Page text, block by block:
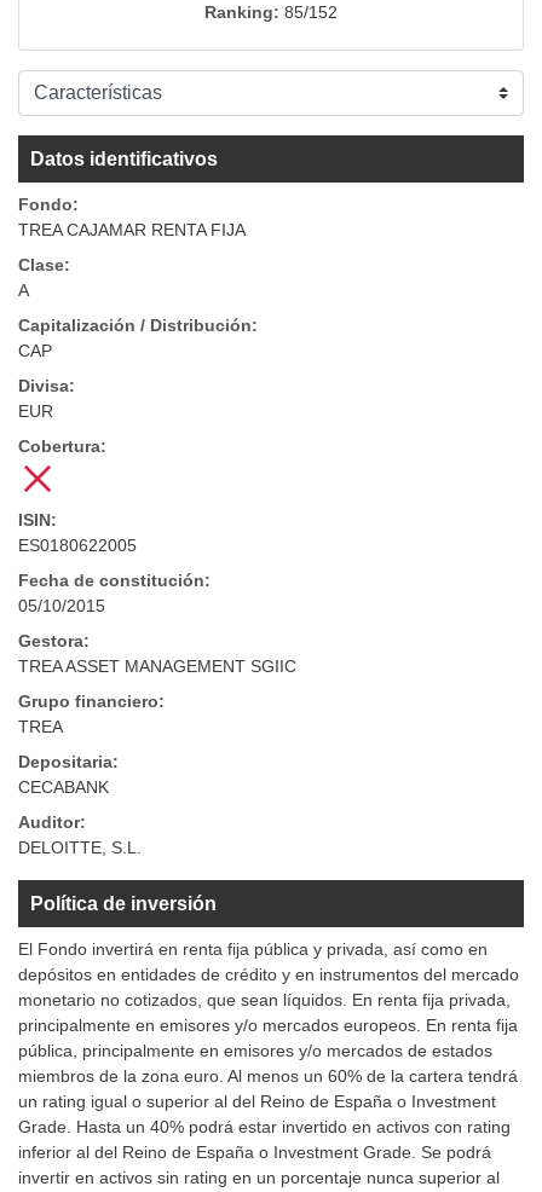
Ranking: 85/152
Datos identificativos
Fondo:
TREA CAJAMAR RENTA FIJA
Clase:
A
Capitalización / Distribución:
CAP
Divisa:
EUR
Cobertura:
ISIN:
ES0180622005
Fecha de constitución:
05/10/2015
Gestora:
TREA ASSET MANAGEMENT SGIIC
Grupo financiero:
TREA
Depositaria:
CECABANK
Auditor:
DELOITTE, S.L.
Política de inversión
El Fondo invertirá en renta fija pública y privada, así como en
depósitos en entidades de crédito y en instrumentos del mercado
monetario no cotizados, que sean líquidos. En renta fija privada,
principalmente en emisores y/o mercados europeos. En renta fija
pública, principalmente en emisores y/o mercados de estados
miembros de la zona euro. Al menos un 60% de la cartera tendrá
un rating igual o superior al del Reino de España o Investment
Grade. Hasta un 40% podrá estar invertido en activos con rating
inferior al del Reino de España o Investment Grade. Se podrá
invertir en activos sin rating en un porcentaje nunca superior al